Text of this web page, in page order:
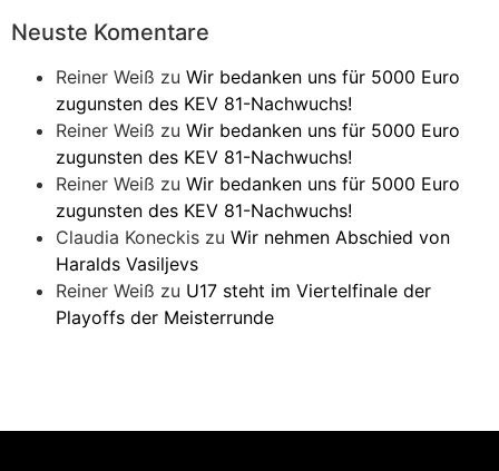
Neuste Komentare
Reiner Weiß zu Wir bedanken uns für 5000 Euro
zugunsten des KEV 81-Nachwuchs!
Reiner Weiß zu Wir bedanken uns für 5000 Euro
zugunsten des KEV 81-Nachwuchs!
Reiner Weiß zu Wir bedanken uns für 5000 Euro
zugunsten des KEV 81-Nachwuchs!
Claudia Koneckis zu Wir nehmen Abschied von
Haralds Vasiljevs
Reiner Weiß zu U17 steht im Viertelfinale der
Playoffs der Meisterrunde